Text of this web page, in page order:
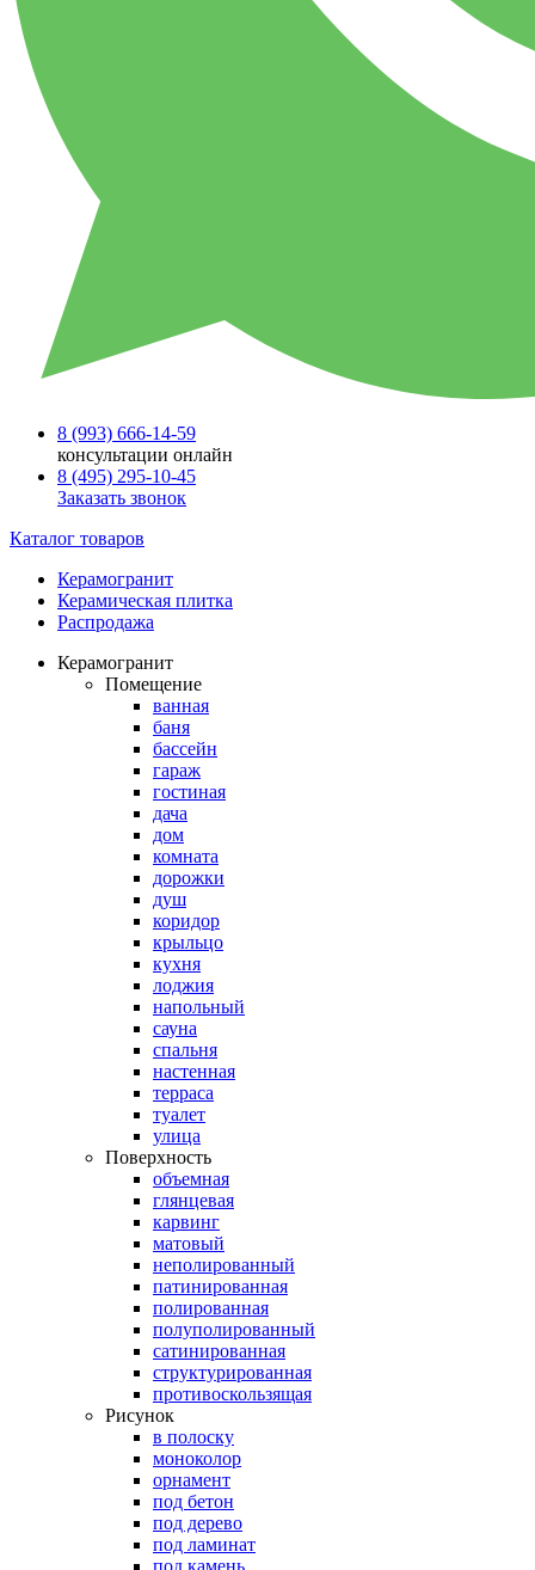
8 (993) 666-14-59
консультации онлайн
8 (495) 295-10-45
Заказать звонок
Каталог товаров
Керамогранит
Керамическая плитка
Распродажа
Керамогранит
Помещение
ванная
баня
бассейн
гараж
гостиная
дача
дом
комната
дорожки
душ
коридор
крыльцо
кухня
лоджия
напольный
сауна
спальня
настенная
терраса
туалет
улица
Поверхность
объемная
глянцевая
карвинг
матовый
неполированный
патинированная
полированная
полуполированный
сатинированная
структурированная
противоскользящая
Рисунок
в полоску
моноколор
орнамент
под бетон
под дерево
под ламинат
под камень